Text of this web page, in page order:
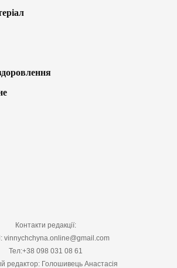
Контакти редакції:
vinnychchyna.online@gmail.com
Тел:+38 098 031 08 61
редактор: Голошивець Анастасія